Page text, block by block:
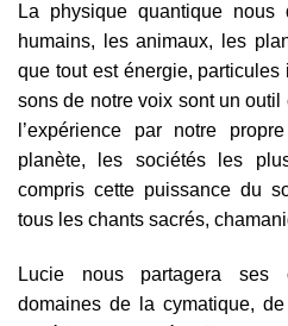
La physique quantique
humains, les animaux, les
que tout est énergie,
sons de notre voix sont un
l’expérience par notre
planète, les sociétés les
compris cette puissance du
tous les chants sacrés,
Lucie nous partagera ses
domaines de la cymatique,